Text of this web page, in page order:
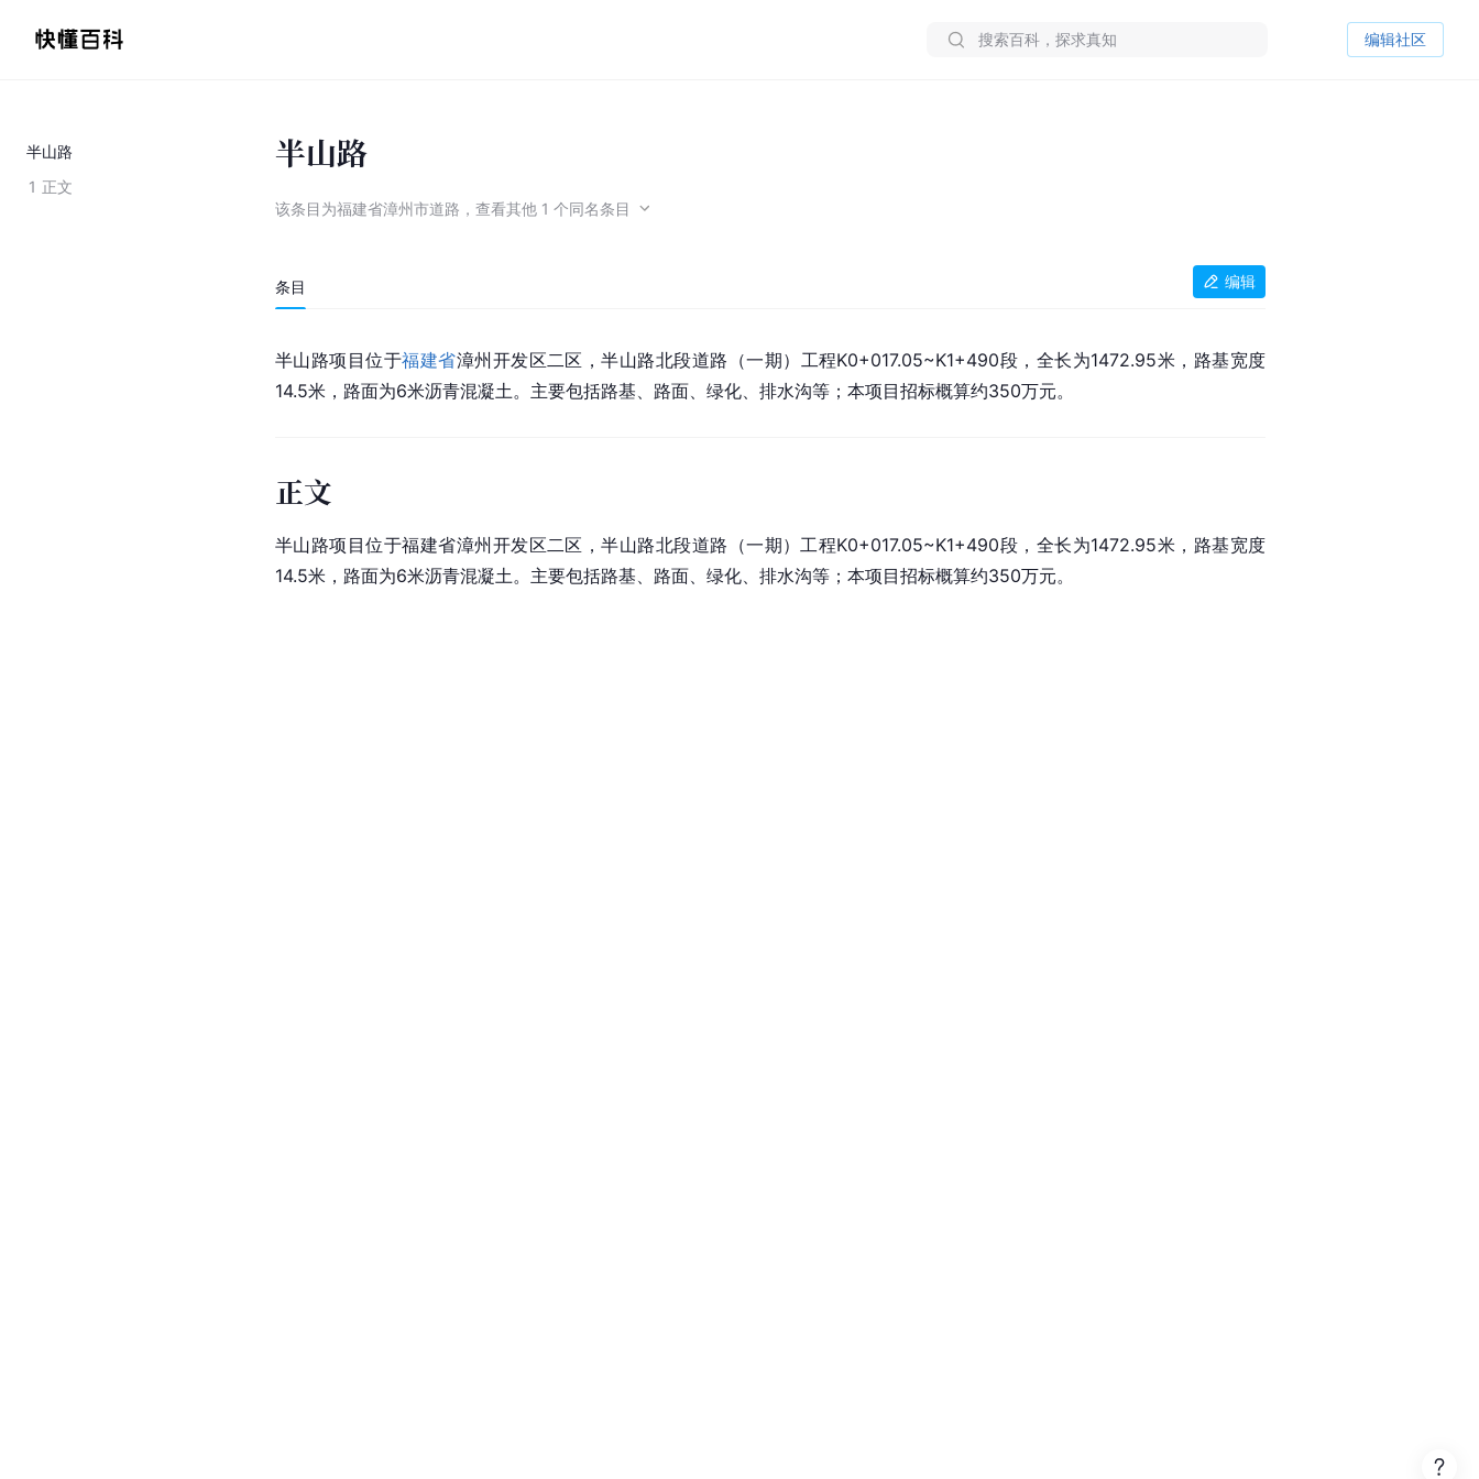
编辑社区
半山路
1 正文
半山路
该条目为福建省漳州市道路 ， 查看其他 1 个同名条目
条目 编辑
半山路项目位于福建省漳州开发区二区，半山路北段道路（一期）工程K0+017.05~K1+490段，全长为1472.95米，路基宽度
14.5米，路面为6米沥青混凝土。主要包括路基、路面、绿化、排水沟等；本项目招标概算约350万元。
正文
半山路项目位于福建省漳州开发区二区，半山路北段道路（一期）工程K0+017.05~K1+490段，全长为1472.95米，路基宽度
14.5米，路面为6米沥青混凝土。主要包括路基、路面、绿化、排水沟等；本项目招标概算约350万元。